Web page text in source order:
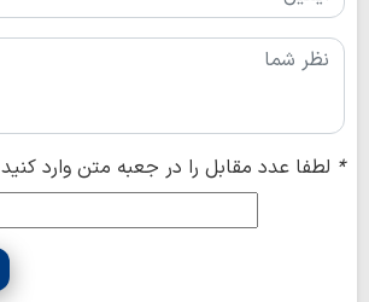
* لطفا عدد مقابل را در جعبه متن وارد کنید